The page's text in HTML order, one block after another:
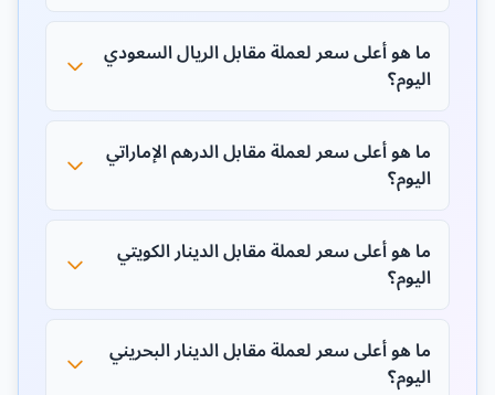
ما هو أعلى سعر لعملة مقابل الريال السعودي
اليوم؟
ما هو أعلى سعر لعملة مقابل الدرهم الإماراتي
اليوم؟
ما هو أعلى سعر لعملة مقابل الدينار الكويتي
اليوم؟
ما هو أعلى سعر لعملة مقابل الدينار البحريني
اليوم؟